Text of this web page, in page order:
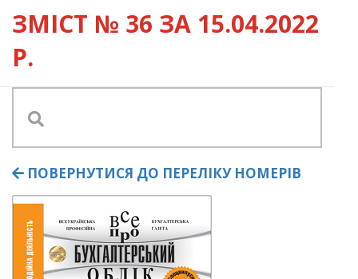
ЗМІСТ № 36 ЗА 15.04.2022
Р.
ПОВЕРНУТИСЯ ДО ПЕРЕЛІКУ НОМЕРІВ